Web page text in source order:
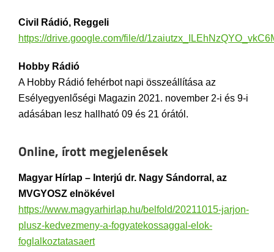
Civil Rádió, Reggeli
https://drive.google.com/file/d/
Hobby Rádió
A Hobby Rádió fehérbot napi összeállítása az
Esélyegyenlőségi Magazin 2021. november 2-i és 9-i
adásában lesz hallható 09 és 21 órától.
Online, írott megjelenések
Magyar Hírlap – Interjú dr. Nagy Sándorral, az
MVGYOSZ elnökével
https://www.magyarhirlap.hu/belfold/20211015-jarjon-
plusz-kedvezmeny-a-fogyatekossaggal-elok-
foglalkoztatasaert